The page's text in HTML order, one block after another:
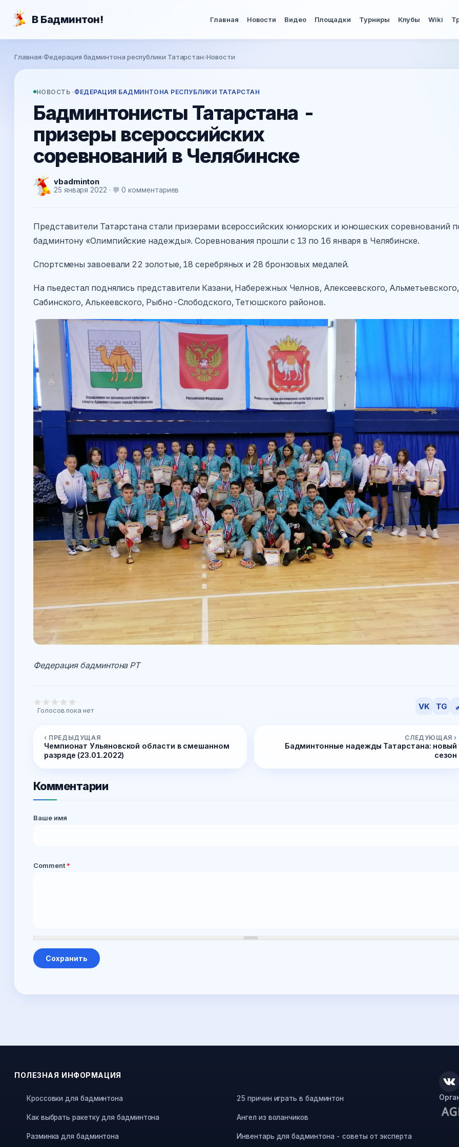
В Бадминтон! Главная Новости Видео Площадки Турниры Клубы Wiki
Вы здесь
Главная›Федерация бадминтона республики Татарстан›Новости
НОВОСТЬ ·ФЕДЕРАЦИЯ БАДМИНТОНА РЕСПУБЛИКИ ТАТАРСТАН
Бадминтонисты Татарстана -
призеры всероссийских
соревнований в Челябинске
vbadminton
25 января 2022 · 💬 0 комментариев
Представители Татарстана стали призерами всероссийских юниорских и юношеских соревнований
бадминтону «Олимпийские надежды». Соревнования прошли с 13 по 16 января в Челябинске.
Спортсмены завоевали 22 золотые, 18 серебряных и 28 бронзовых медалей.
На пьедестал поднялись представители Казани, Набережных Челнов, Алексеевского, Альметьевского,
Сабинского, Алькеевского, Рыбно-Слободского, Тетюшского районов.
Федерация бадминтона РТ
Голосов пока нет VK TG
‹ ПРЕДЫДУЩАЯ
Чемпионат Ульяновской области в смешанном
разряде (23.01.2022)
СЛЕДУЮЩАЯ ›
Бадминтонные надежды Татарстана: новый
сезон
Комментарии
Ваше имя
Comment *
ПОЛЕЗНАЯ ИНФОРМАЦИЯ
Кроссовки для бадминтона
Как выбрать ракетку для бадминтона
Разминка для бадминтона
25 причин играть в бадминтон
Ангел из воланчиков
Инвентарь для бадминтона - советы от эксперта